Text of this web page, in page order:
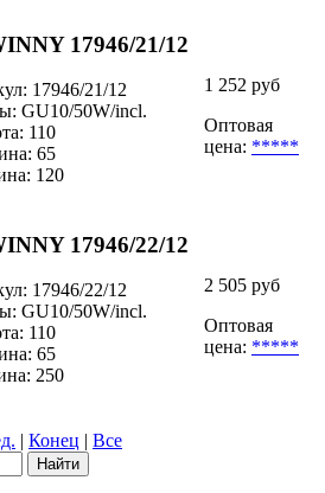
17946/21/12
17946/21/12
GU10/50W/incl.
110
65
120
1 252 руб
Оптовая
цена: *****
17946/22/12
17946/22/12
GU10/50W/incl.
110
65
250
2 505 руб
Оптовая
цена: *****
| Конец | Все